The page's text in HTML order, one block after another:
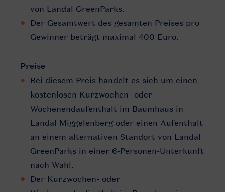
von Landal GreenParks.
Der Gesamtwert des gesamten Preises pro
Gewinner beträgt maximal 400 Euro.
Preise
Bei diesem Preis handelt es sich um einen
kostenlosen Kurzwochen- oder
Wochenendaufenthalt im Baumhaus in
Landal Miggelenberg oder einen Aufenthalt
an einem alternativen Standort von Landal
GreenParks in einer 6-Personen-Unterkunft
nach Wahl.
Der Kurzwochen- oder